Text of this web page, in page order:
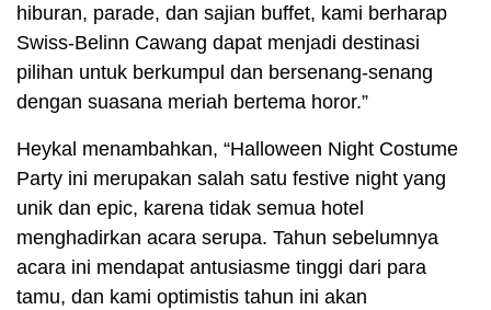
hiburan, parade, dan sajian buffet, kami berharap
Swiss-Belinn Cawang dapat menjadi destinasi
pilihan untuk berkumpul dan bersenang-senang
dengan suasana meriah bertema horor.”
Heykal menambahkan, “Halloween Night Costume
Party ini merupakan salah satu festive night yang
unik dan epic, karena tidak semua hotel
menghadirkan acara serupa. Tahun sebelumnya
acara ini mendapat antusiasme tinggi dari para
tamu, dan kami optimistis tahun ini akan